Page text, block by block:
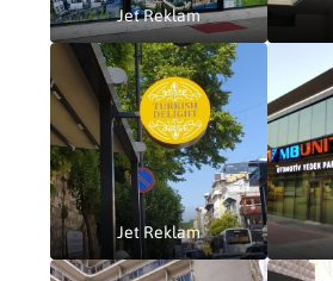
Jet Reklam
Jet Reklam